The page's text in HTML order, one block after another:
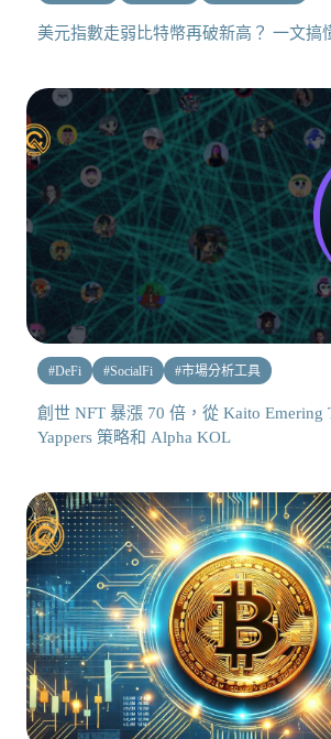
美元指數走弱比特幣再破新高？ 一文搞
#DeFi #SocialFi #市場分析工具
創世 NFT 暴漲 70 倍，從 Kaito Emering
Yappers 策略和 Alpha KOL